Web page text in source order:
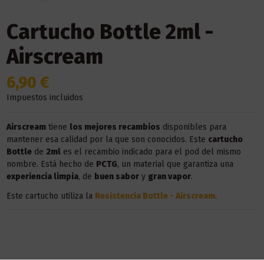
Cartucho Bottle 2ml -
Airscream
6,90 €
Impuestos incluidos
Airscreamtiene los mejores recambios disponibles para
mantener esa calidad por la que son conocidos. Este cartucho
Bottlede 2mles el recambio indicado para el pod del mismo
nombre. Está hecho de PCTG, un material que garantiza una
experiencia limpia, de buen sabory gran vapor.
Este cartucho utiliza la Resistencia Bottle - Airscream.